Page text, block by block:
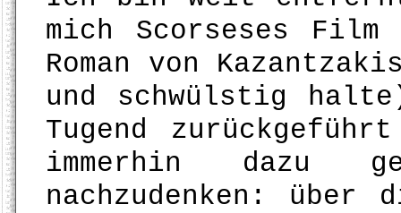
mich Scorseses
Roman von
und schwülstig
Tugend
immerhin dazu
nachzudenken: über